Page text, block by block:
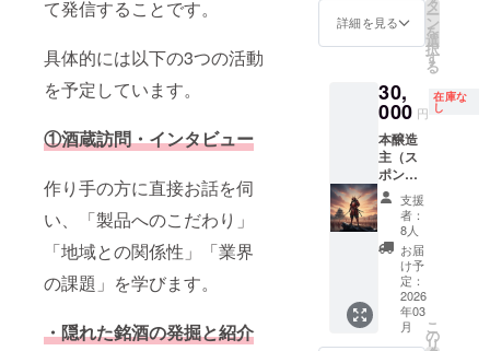
て発信することです。
具体的には以下の3つの活動
を予定しています。
①酒蔵訪問・インタビュー
作り手の方に直接お話を伺
い、「製品へのこだわり」
「地域との関係性」「業界
の課題」を学びます。
・隠れた銘酒の発掘と紹介
のプロ
ジェク
載方
法：文
字のみ
・感謝
祭ご招
待
（2026
年3月5
日） ※
詳細は
別途ご
案内 ・
感謝祭
招待枠2
人 ・感
いたし
・Tシャ
掲載 ・
Tシャツ
1枚 ・
酒蔵紹
介投稿
時スポ
ンサー
掲載 掲
載期
間：投
稿時か
らこの
プロ
ジェク
トが終
前のご
連絡な
くご支
ないよ
うご注
意くだ
さい。
以下リ
ターン
内容を
ご確認
してい
ただ
き、お
間違い
のない
ように
お願い
詳細を見る
タ
ー
ン
を
選
択
す
る
30,
000 円
在庫な
し
本醸造
主（ス
ポン
サー）
※このリ
ターン
をご購
入され
る方は
既に決
定して
いるた
支援
者：
8人
お届
け予
定：
2026
年03
月
こ
の
リ